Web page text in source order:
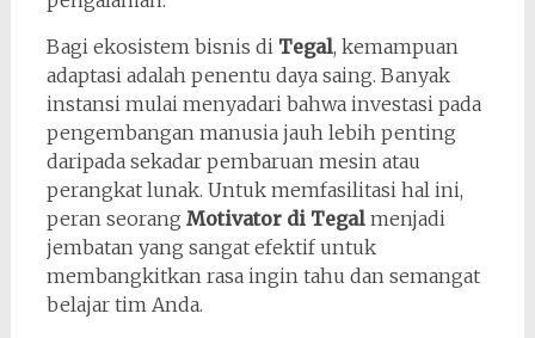
Bagi ekosistem bisnis di Tegal, kemampuan
adaptasi adalah penentu daya saing. Banyak
instansi mulai menyadari bahwa investasi pada
pengembangan manusia jauh lebih penting
daripada sekadar pembaruan mesin atau
perangkat lunak. Untuk memfasilitasi hal ini,
peran seorang Motivator di Tegalmenjadi
jembatan yang sangat efektif untuk
membangkitkan rasa ingin tahu dan semangat
belajar tim Anda.